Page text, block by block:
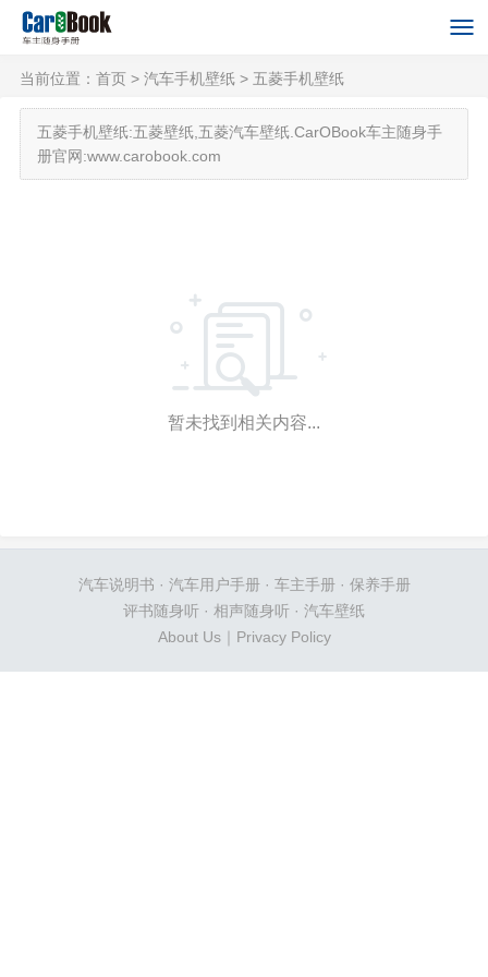
当前位置： 首页 > 汽车手机壁纸 > 五菱手机壁纸
五菱手机壁纸:五菱壁纸,五菱汽车壁纸.CarOBook车主随身手
册官网:www.carobook.com
暂未找到相关内容...
汽车说明书 · 汽车用户手册· 车主手册· 保养手册
评书随身听 · 相声随身听 · 汽车壁纸
About Us｜ Privacy Policy